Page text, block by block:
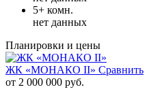
5+ комн.
нет данных
Планировки и цены
ЖК «МОНАКО II» Сравнить
от 2 000 000 руб.